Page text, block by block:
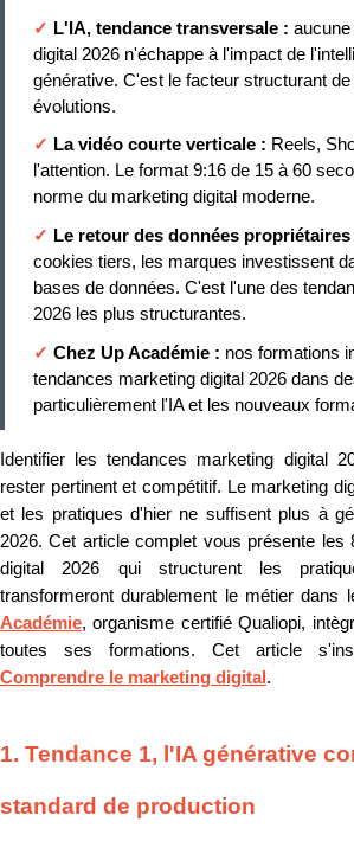
✓ L'IA, tendance transversale :
digital 2026 n'échappe à l'impact de
générative. C'est le facteur structurant
évolutions.
✓ La vidéo courte verticale : Reels,
l'attention. Le format 9:16 de 15 à 60
norme du marketing digital moderne.
✓ Le retour des données propriétaires
cookies tiers, les marques investissent
bases de données. C'est l'une des
2026 les plus structurantes.
✓ Chez Up Académie : nos formations
tendances marketing digital 2026 dans
particulièrement l'IA et les nouveaux
Identifier les tendances marketing digital
rester pertinent et compétitif. Le marketing
et les pratiques d'hier ne suffisent plus à
2026. Cet article complet vous présente les
digital 2026 qui structurent les
transformeront durablement le métier dans
Académie, organisme certifié Qualiopi,
toutes ses formations. Cet article
Comprendre le marketing digital.
1. Tendance 1, l'IA générative
standard de production